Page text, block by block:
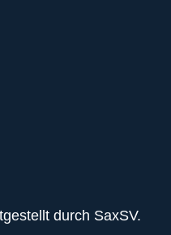
durch SaxSV.